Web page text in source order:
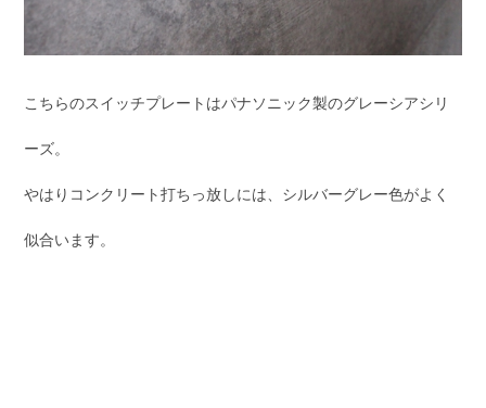
こちらのスイッチプレートはパナソニック製のグレーシアシリ
ーズ。
やはりコンクリート打ちっ放しには、シルバーグレー色がよく
似合います。